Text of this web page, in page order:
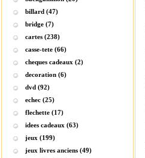
billard (47)
bridge (7)
cartes (238)
casse-tete (66)
cheques cadeaux (2)
decoration (6)
dvd (92)
echec (25)
flechette (17)
idees cadeaux (63)
jeux (199)
jeux livres anciens (49)